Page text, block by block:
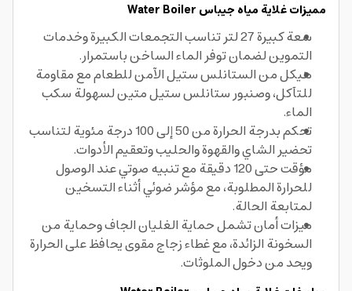
مميزات غلاية مياه جيباس Water Boiler
سعة كبيرة 27 لتر تناسب التجمعات الكبيرة وخدمات
التموين لضمان توفر الماء الساخن باستمرار.
هيكل من الستانلس ستيل الآمن للطعام مع مقاومة
للتآكل، وصنبور ستانلس ستيل متين لسهولة سكب
الماء.
تحكم بدرجة الحرارة من 50 إلى 100 درجة مئوية لتناسب
تحضير الشاي والقهوة والحليب وتعقيم الأدوات.
مؤقت حتى 120 دقيقة مع تنبيه صوتي عند الوصول
للحرارة المطلوبة، مع مؤشر ضوئي أثناء التسخين
لمتابعة الحالة.
ميزات أمان تشمل حماية الغليان الجاف وحماية من
السخونة الزائدة، مع غطاء زجاج مقوى يحافظ على الحرارة
ويحد من دخول الملوثات.